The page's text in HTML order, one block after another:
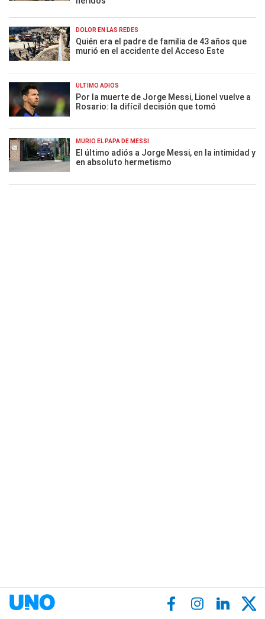
DOLOR EN LAS REDES
Quién era el padre de familia de 43 años que
murió en el accidente del Acceso Este
ÚLTIMO ADIÓS
Por la muerte de Jorge Messi, Lionel vuelve a
Rosario: la difícil decisión que tomó
MURIÓ EL PAPÁ DE MESSI
El último adiós a Jorge Messi, en la intimidad y
en absoluto hermetismo